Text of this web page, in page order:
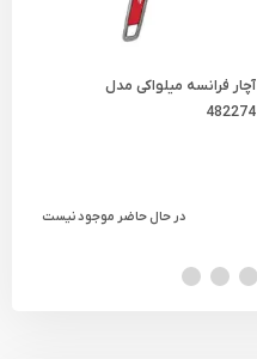
آچار فرانسه میلواکی مدل
482274
در حال حاضر موجود نیست